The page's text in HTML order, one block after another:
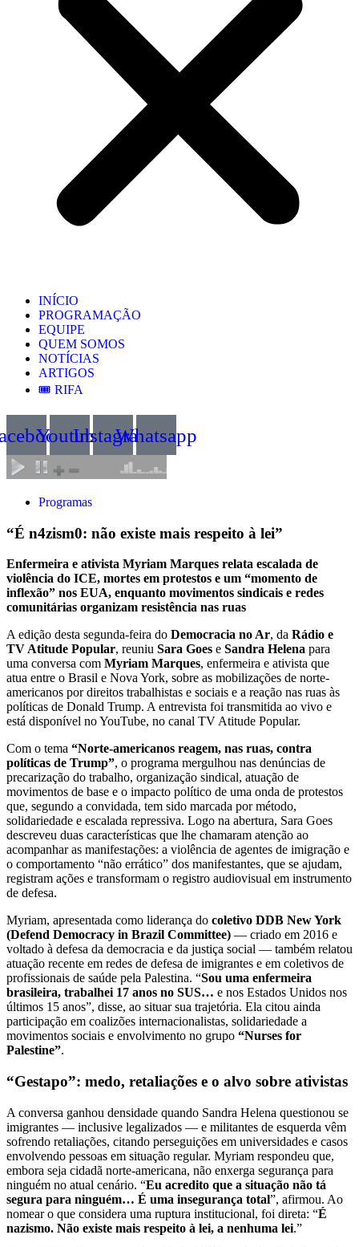
INÍCIO
PROGRAMAÇÃO
EQUIPE
QUEM SOMOS
NOTÍCIAS
ARTIGOS
🎟️ RIFA
YoutubeInstagramWhatsapp
Programas
“É n4zism0: não existe mais respeito à lei”
Enfermeira e ativista Myriam Marques relata escalada de
violência do ICE, mortes em protestos e um “momento de
inflexão” nos EUA, enquanto movimentos sindicais e redes
comunitárias organizam resistência nas ruas
A edição desta segunda-feira do Democracia no Ar, da Rádio e
TV Atitude Popular, reuniu Sara Goes e Sandra Helena para
uma conversa com Myriam Marques, enfermeira e ativista que
atua entre o Brasil e Nova York, sobre as mobilizações de norte-
americanos por direitos trabalhistas e sociais e a reação nas ruas às
políticas de Donald Trump. A entrevista foi transmitida ao vivo e
está disponível no YouTube, no canal TV Atitude Popular.
Com o tema “Norte-americanos reagem, nas ruas, contra
políticas de Trump”, o programa mergulhou nas denúncias de
precarização do trabalho, organização sindical, atuação de
movimentos de base e o impacto político de uma onda de protestos
que, segundo a convidada, tem sido marcada por método,
solidariedade e escalada repressiva. Logo na abertura, Sara Goes
descreveu duas características que lhe chamaram atenção ao
acompanhar as manifestações: a violência de agentes de imigração e
o comportamento “não errático” dos manifestantes, que se ajudam,
registram ações e transformam o registro audiovisual em instrumento
de defesa.
Myriam, apresentada como liderança do coletivo DDB New York
(Defend Democracy in Brazil Committee) — criado em 2016 e
voltado à defesa da democracia e da justiça social — também relatou
atuação recente em redes de defesa de imigrantes e em coletivos de
profissionais de saúde pela Palestina. “Sou uma enfermeira
brasileira, trabalhei 17 anos no SUS… e nos Estados Unidos nos
últimos 15 anos”, disse, ao situar sua trajetória. Ela citou ainda
participação em coalizões internacionalistas, solidariedade a
movimentos sociais e envolvimento no grupo “Nurses for
Palestine”.
“Gestapo”: medo, retaliações e o alvo sobre ativistas
A conversa ganhou densidade quando Sandra Helena questionou se
imigrantes — inclusive legalizados — e militantes de esquerda vêm
sofrendo retaliações, citando perseguições em universidades e casos
envolvendo pessoas em situação regular. Myriam respondeu que,
embora seja cidadã norte-americana, não enxerga segurança para
ninguém no atual cenário. “Eu acredito que a situação não tá
segura para ninguém… É uma insegurança total”, afirmou. Ao
nomear o que considera uma ruptura institucional, foi direta: “É
nazismo. Não existe mais respeito à lei, a nenhuma lei.”